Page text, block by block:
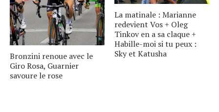
Bronzini renoue avec le
Giro Rosa, Guarnier
savoure le rose
La matinale : Marianne
redevient Vos + Oleg
Tinkov en a sa claque +
Habille-moi si tu peux :
Sky et Katusha